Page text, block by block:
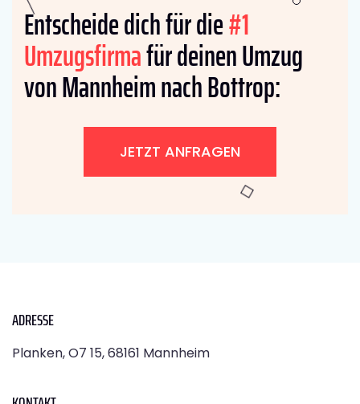
Entscheide dich für die#1
Umzugsfirmafür deinen Umzug
von Mannheim nach Bottrop:
JETZT ANFRAGEN
ADRESSE
Planken, O7 15, 68161 Mannheim